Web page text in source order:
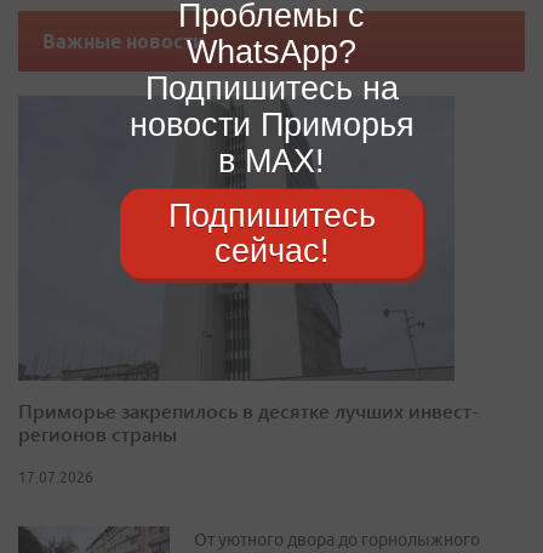
Важные новости
Приморье закрепилось в десятке лучших инвест-
регионов страны
17.07.2026
От уютного двора до горнолыжного
Проблемы с
WhatsApp?
Подпишитесь на
новости Приморья
в MAX!
Подпишитесь
сейчас!